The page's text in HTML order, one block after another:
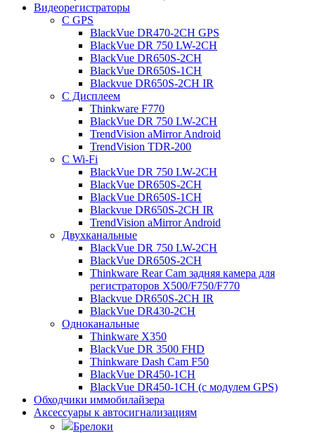
Видеорегистраторы
С GPS
BlackVue DR470-2CH GPS
BlackVue DR 750 LW-2CH
BlackVue DR650S-2CH
BlackVue DR650S-1CH
Blackvue DR650S-2CH IR
С Дисплеем
Thinkware F770
BlackVue DR 750 LW-2CH
TrendVision aMirror Android
TrendVision TDR-200
С Wi-Fi
BlackVue DR 750 LW-2CH
BlackVue DR650S-2CH
BlackVue DR650S-1CH
Blackvue DR650S-2CH IR
TrendVision aMirror Android
Двухканальные
BlackVue DR 750 LW-2CH
BlackVue DR650S-2CH
Thinkware Rear Cam задняя камера для
регистраторов X500/F750/F770
Blackvue DR650S-2CH IR
BlackVue DR430-2CH
Одноканальные
Thinkware X350
BlackVue DR 3500 FHD
Thinkware Dash Cam F50
BlackVue DR450-1CH
BlackVue DR450-1CH (с модулем GPS)
Обходчики иммобилайзера
Аксессуары к автосигнализациям
Брелоки